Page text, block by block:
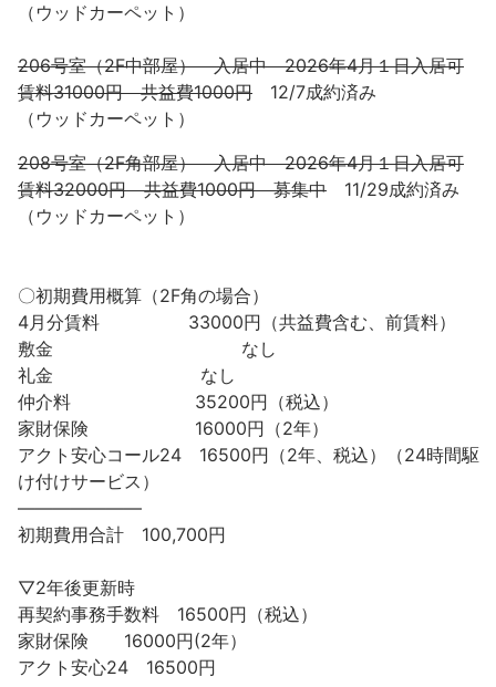
（ウッドカーペット）
206号室（2F中部屋） 入居中 2026年4月１日入居可
賃料31000円 共益費1000円 12/7成約済み
（ウッドカーペット）
208号室（2F角部屋） 入居中 2026年4月１日入居可
賃料32000円 共益費1000円 募集中 11/29成約済み
（ウッドカーペット）
〇初期費用概算（2F角の場合）
4月分賃料 33000円（共益費含む、前賃料）
敷金 なし
礼金 なし
仲介料 35200円（税込）
家財保険 16000円（2年）
アクト安心コール24 16500円（2年、税込）（24時間駆
け付けサービス）
———————
初期費用合計 100,700円
▽2年後更新時
再契約事務手数料 16500円（税込）
家財保険 16000円(2年）
アクト安心24 16500円